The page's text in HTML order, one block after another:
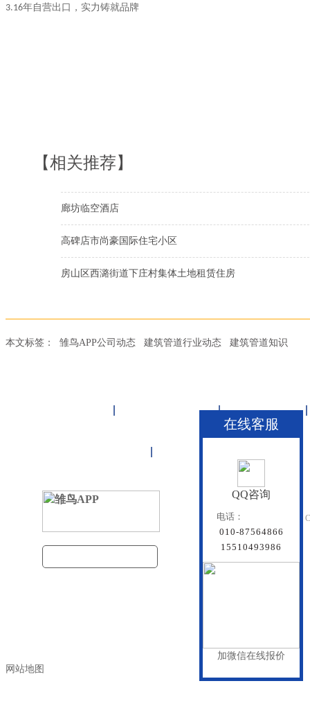
3.16年自营出口，实力铸就品牌
【相关推荐】
廊坊临空酒店
高碑店市尚豪国际住宅小区
房山区西潞街道下庄村集体土地租赁住房
本文标签： 雏鸟APP公司动态 建筑管道行业动态 建筑管道知识
联塑管道
北京雏鸟APP管道
Beijing Doredsun Pipeline
备案号：京ICP备
在线客服
QQ咨询
电话：
010-87564866
15510493986
加微信在线报价
网站地图